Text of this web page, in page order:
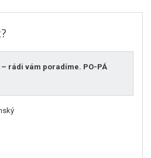
rádi vám poradíme. PO-PÁ